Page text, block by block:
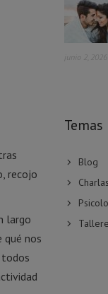
recojo
largo
qué nos
todos
junio 2, 2026
Temas
Blog
Charlas